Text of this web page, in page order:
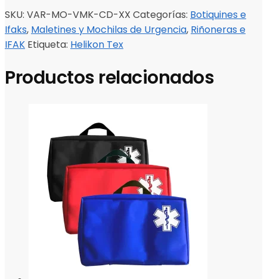
SKU: VAR-MO-VMK-CD-XX Categorías: Botiquines e
Ifaks, Maletines y Mochilas de Urgencia, Riñoneras e
IFAK Etiqueta: Helikon Tex
Productos relacionados